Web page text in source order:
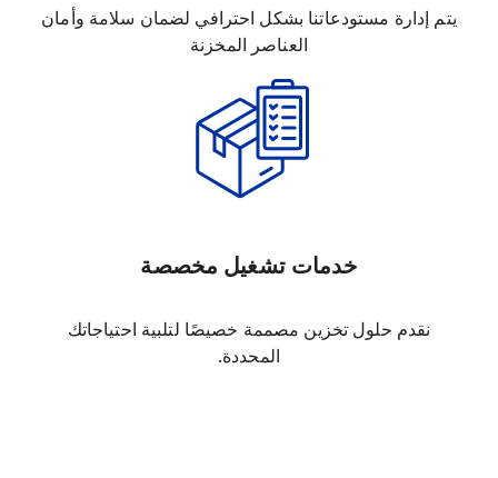
يتم إدارة مستودعاتنا بشكل احترافي لضمان سلامة وأمان
العناصر المخزنة
خدمات تشغيل مخصصة
نقدم حلول تخزين مصممة خصيصًا لتلبية احتياجاتك
المحددة.